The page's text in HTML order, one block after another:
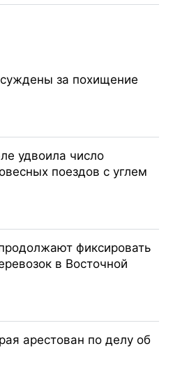
за похищение
удвоила число
поездов с углем
фиксировать
в Восточной
арестован по делу об